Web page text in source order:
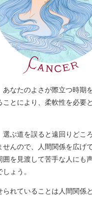
なたのよさが際立つ時期
ことにより、柔軟性を必要
選ぶ道を誤ると遠回りどこ
せんので、人間関係を広げ
囲を見渡して苦手な人にも
ょう。
られていることは人間関係